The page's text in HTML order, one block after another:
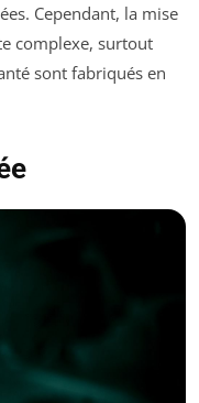
Cependant, la mise
complexe, surtout
sont fabriqués en